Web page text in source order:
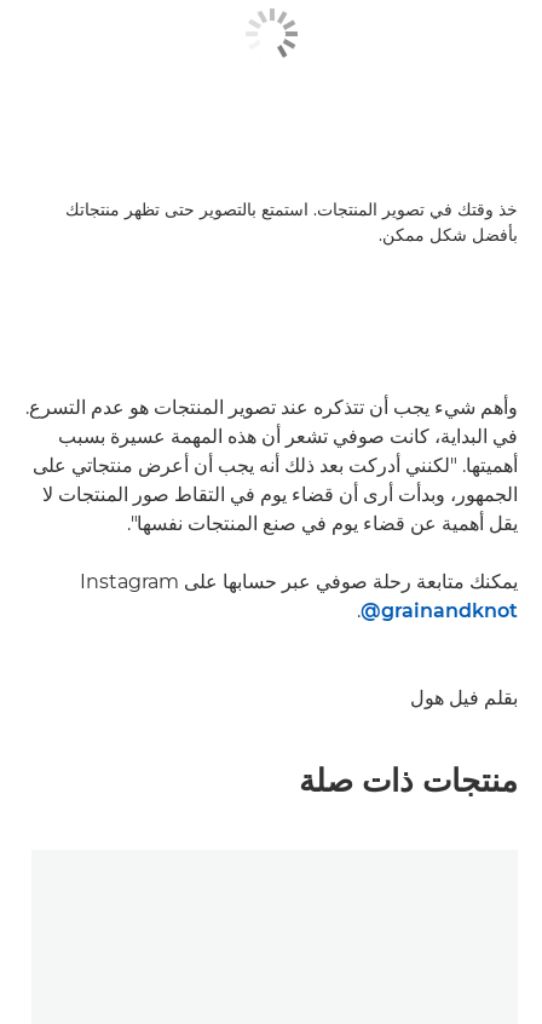
خذ وقتك في تصوير المنتجات. استمتع بالتصوير حتى تظهر منتجاتك
بأفضل شكل ممكن.
وأهم شيء يجب أن تتذكره عند تصوير المنتجات هو عدم التسرع.
في البداية، كانت صوفي تشعر أن هذه المهمة عسيرة بسبب
أهميتها. "لكنني أدركت بعد ذلك أنه يجب أن أعرض منتجاتي على
الجمهور، وبدأت أرى أن قضاء يوم في التقاط صور المنتجات لا
يقل أهمية عن قضاء يوم في صنع المنتجات نفسها".
يمكنك متابعة رحلة صوفي عبر حسابها على Instagram
‎@grainandknot
.
بقلم فيل هول
منتجات ذات صلة